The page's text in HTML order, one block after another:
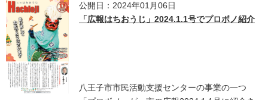
公開日：2024年01月06日
「広報はちおうじ」2024.1.1号でプロボノ紹介
八王子市市民活動支援センターの事業の一つ